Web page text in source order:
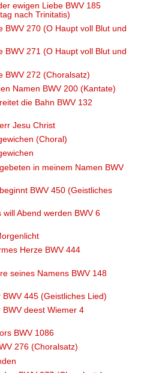
ewigen Liebe BWV 185
nach Trinitatis)
BWV 270 (O Haupt voll Blut und
BWV 271 (O Haupt voll Blut und
BWV 272 (Choralsatz)
Namen BWV 200 (Kantate)
die Bahn BWV 132
Jesu Christ
(Choral)
in meinem Namen BWV
BWV 450 (Geistliches
will Abend werden BWV 6
Herze BWV 444
seines Namens BWV 148
445 (Geistliches Lied)
deest Wiemer 4
BWV 1086
276 (Choralsatz)